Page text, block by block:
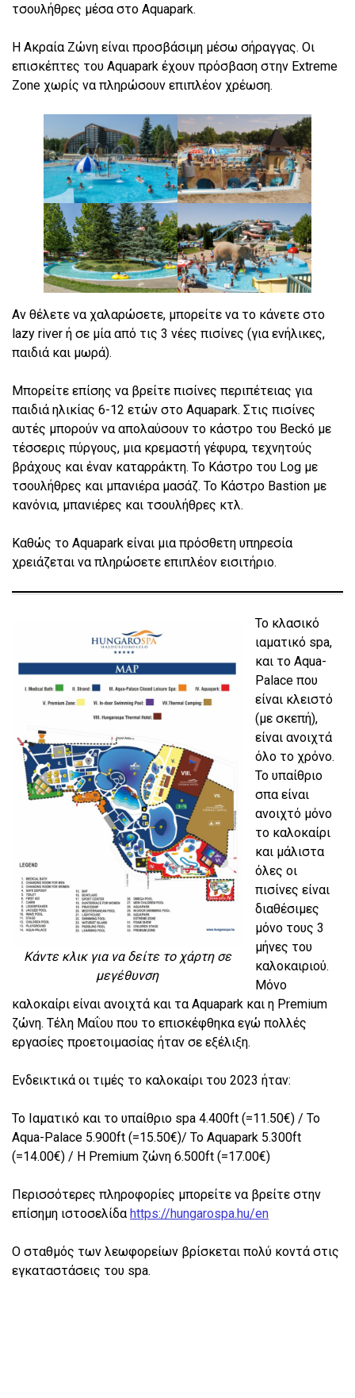
τσουλήθρες μέσα στο Aquapark.
Η Ακραία Ζώνη είναι προσβάσιμη μέσω σήραγγας. Οι
επισκέπτες του Aquapark έχουν πρόσβαση στην Extreme
Zone χωρίς να πληρώσουν επιπλέον χρέωση.
Αν θέλετε να χαλαρώσετε, μπορείτε να το κάνετε στο
lazy river ή σε μία από τις 3 νέες πισίνες (για ενήλικες,
παιδιά και μωρά).
Μπορείτε επίσης να βρείτε πισίνες περιπέτειας για
παιδιά ηλικίας 6-12 ετών στο Aquapark. Στις πισίνες
αυτές μπορούν να απολαύσουν το κάστρο του Beckó με
τέσσερις πύργους, μια κρεμαστή γέφυρα, τεχνητούς
βράχους και έναν καταρράκτη. Το Κάστρο του Log με
τσουλήθρες και μπανιέρα μασάζ. Το Κάστρο Bastion με
κανόνια, μπανιέρες και τσουλήθρες κτλ.
Καθώς το Aquapark είναι μια πρόσθετη υπηρεσία
χρειάζεται να πληρώσετε επιπλέον εισιτήριο.
Κάντε κλικ για να δείτε το χάρτη σε
μεγέθυνση
Το κλασικό
ιαματικό spa,
και το Aqua-
Palace που
είναι κλειστό
(με σκεπή),
είναι ανοιχτά
όλο το χρόνο.
Το υπαίθριο
σπα είναι
ανοιχτό μόνο
το καλοκαίρι
και μάλιστα
όλες οι
πισίνες είναι
διαθέσιμες
μόνο τους 3
μήνες του
καλοκαιριού.
Μόνο
καλοκαίρι είναι ανοιχτά και τα Aquapark και η Premium
ζώνη. Τέλη Μαΐου που το επισκέφθηκα εγώ πολλές
εργασίες προετοιμασίας ήταν σε εξέλιξη.
Ενδεικτικά οι τιμές το καλοκαίρι του 2023 ήταν:
Το Ιαματικό και το υπαίθριο spa 4.400ft (=11.50€) / To
Aqua-Palace 5.900ft (=15.50€)/ Το Aquapark 5.300ft
(=14.00€) / Η Premium ζώνη 6.500ft (=17.00€)
Περισσότερες πληροφορίες μπορείτε να βρείτε στην
επίσημη ιστοσελίδαhttps://hungarospa.hu/en
Ο σταθμός των λεωφορείων βρίσκεται πολύ κοντά στις
εγκαταστάσεις του spa.